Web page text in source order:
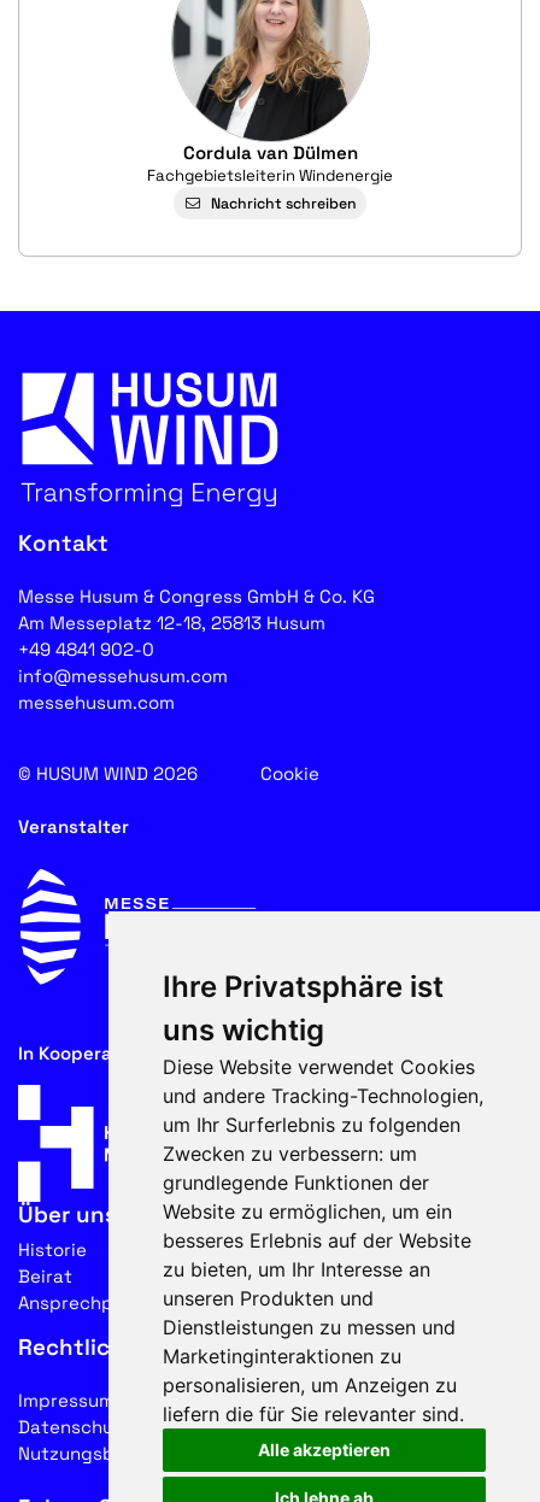
Ihre Privatsphäre ist
uns wichtig
Diese Website verwendet Cookies
und andere Tracking-Technologien,
um Ihr Surferlebnis zu folgenden
Zwecken zu verbessern: um
grundlegende Funktionen der
Website zu ermöglichen, um ein
besseres Erlebnis auf der Website
zu bieten, um Ihr Interesse an
unseren Produkten und
Dienstleistungen zu messen und
Marketinginteraktionen zu
personalisieren, um Anzeigen zu
liefern die für Sie relevanter sind.
Alle akzeptieren
Ich lehne ab
Cordula van Dülmen
Fachgebietsleiterin Windenergie
Nachricht schreiben
Kontakt
Messe Husum & Congress GmbH & Co. KG
Am Messeplatz 12-18, 25813 Husum
+49 4841 902-0
info@messehusum.com
messehusum.com
© HUSUM WIND 2026 Cookie
Veranstalter
In Kooperation mit
Über uns
Historie
Beirat
Ansprechpartner
Rechtliches
Impressum
Datenschutz
Nutzungsbedingungen